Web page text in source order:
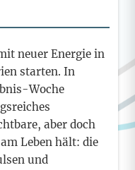
neuer Energie in
starten. In
Woche
aber doch
Leben hält: die
und